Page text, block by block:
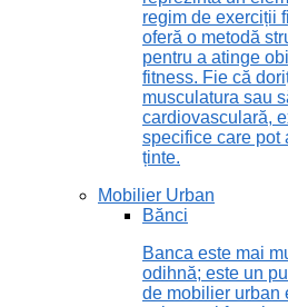
regim de exerciții
oferă o metodă
pentru a atinge
fitness. Fie că
musculatura sau
cardiovasculară,
specifice care pot
ținte.
Mobilier Urban
Bănci
Banca este mai
odihnă; este un
de mobilier urban